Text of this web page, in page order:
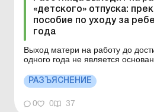
«детского» отпуска:
пособие по уходу за
года
Выход матери на работу до
одного года не является
работнице компенсацию за
детей за те годы, когда она не
Дополнительный социальный
разных мат...
РАЗЪЯСНЕНИЕ
0 0 37